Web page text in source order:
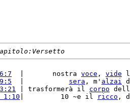
  |       nostra
voce , vide
sera , m' alzai
| trasformerà il corpo
|         10 ~e il ricco ,